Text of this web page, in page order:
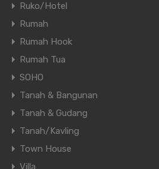
Ruko/Hotel
Rumah
Rumah Hook
Rumah Tua
SOHO
Tanah & Bangunan
Tanah & Gudang
Tanah/Kavling
Town House
Villa